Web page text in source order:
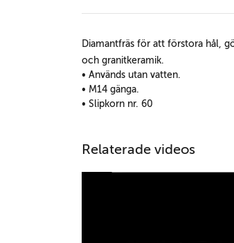
Diamantfräs för att förstora hål,
och granitkeramik.
• Används utan vatten.
• M14 gänga.
• Slipkorn nr. 60
Relaterade videos